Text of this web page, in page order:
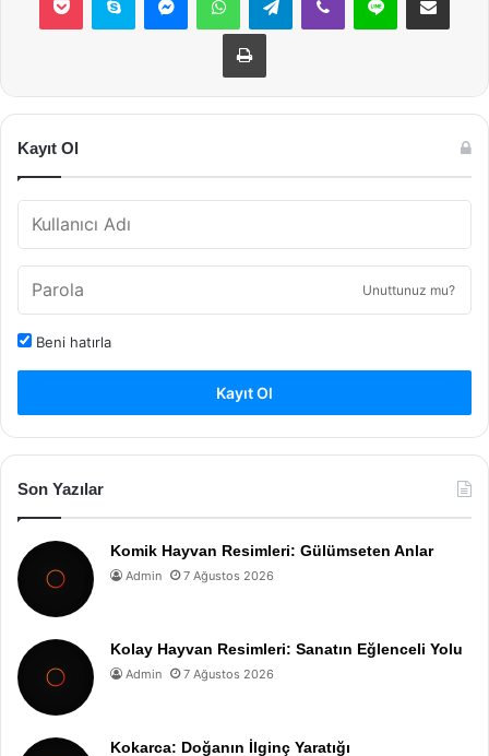
Yazdır
Kayıt Ol
Unuttunuz mu?
Beni hatırla
Kayıt Ol
Son Yazılar
Komik Hayvan Resimleri: Gülümseten Anlar
Admin 7 Ağustos 2026
Kolay Hayvan Resimleri: Sanatın Eğlenceli Yolu
Admin 7 Ağustos 2026
Kokarca: Doğanın İlginç Yaratığı